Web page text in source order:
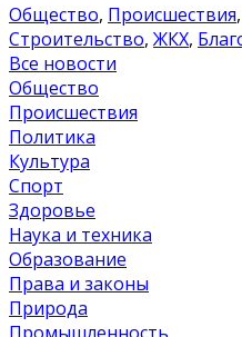
Общество, Происшествия,
Строительство, ЖКХ,
Все новости
Общество
Происшествия
Политика
Культура
Спорт
Здоровье
Наука и техника
Образование
Права и законы
Природа